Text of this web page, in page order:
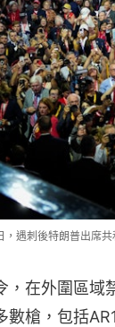
遇刺後特朗普出席
，在外圍區域
數槍，包括